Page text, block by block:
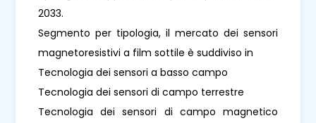
2033.
Segmento per tipologia, il mercato dei sensori
magnetoresistivi a film sottile è suddiviso in
Tecnologia dei sensori a basso campo
Tecnologia dei sensori di campo terrestre
Tecnologia dei sensori di campo magnetico